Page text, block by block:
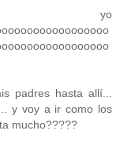
yo
padres hasta allí...
y voy a ir como los
mucho?????